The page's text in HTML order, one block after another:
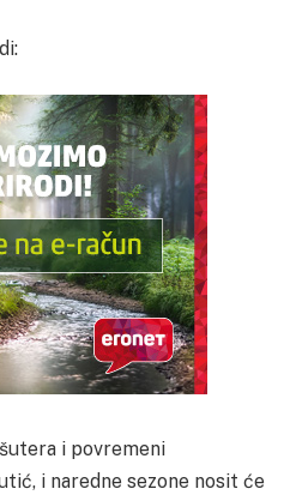
i povremeni
i naredne sezone nosit će